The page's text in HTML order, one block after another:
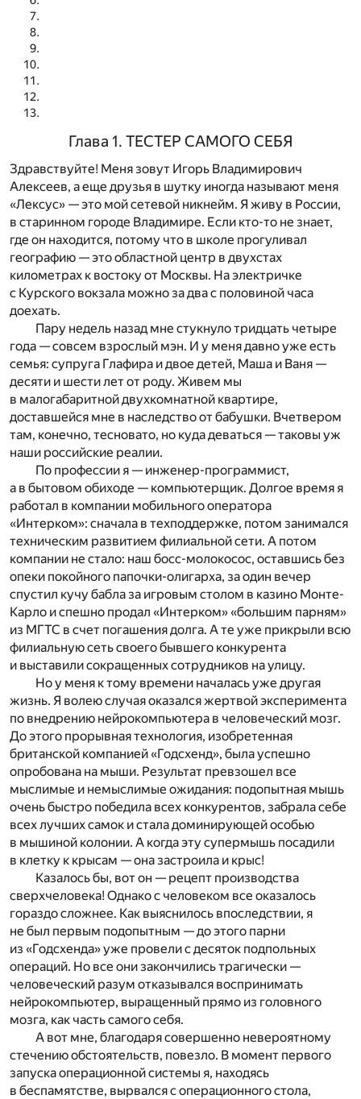
Глава 1. ТЕСТЕР САМОГО СЕБЯ
Здравствуйте! Меня зовут Игорь Владимирович
Алексеев, а еще друзья в шутку иногда называют меня
«Лексус» — это мой сетевой никнейм. Я живу в России,
в старинном городе Владимире. Если кто-то не знает,
где он находится, потому что в школе прогуливал
географию — это областной центр в двухстах
километрах к востоку от Москвы. На электричке
с Курского вокзала можно за два с половиной часа
доехать.
Пару недель назад мне стукнуло тридцать четыре
года — совсем взрослый мэн. И у меня давно уже есть
семья: супруга Глафира и двое детей, Маша и Ваня —
десяти и шести лет от роду. Живем мы
в малогабаритной двухкомнатной квартире,
доставшейся мне в наследство от бабушки. Вчетвером
там, конечно, тесновато, но куда деваться — таковы уж
наши российские реалии.
По профессии я — инженер-программист,
а в бытовом обиходе — компьютерщик. Долгое время я
работал в компании мобильного оператора
«Интерком»: сначала в техподдержке, потом занимался
техническим развитием филиальной сети. А потом
компании не стало: наш босс-молокосос, оставшись без
опеки покойного папочки-олигарха, за один вечер
спустил кучу бабла за игровым столом в казино Монте-
Карло и спешно продал «Интерком» «большим парням»
из МГТС в счет погашения долга. А те уже прикрыли всю
филиальную сеть своего бывшего конкурента
и выставили сокращенных сотрудников на улицу.
Но у меня к тому времени началась уже другая
жизнь. Я волею случая оказался жертвой эксперимента
по внедрению нейрокомпьютера в человеческий мозг.
До этого прорывная технология, изобретенная
британской компанией «Годсхенд», была успешно
опробована на мыши. Результат превзошел все
мыслимые и немыслимые ожидания: подопытная мышь
очень быстро победила всех конкурентов, забрала себе
всех лучших самок и стала доминирующей особью
в мышиной колонии. А когда эту супермышь посадили
в клетку к крысам — она застроила и крыс!
Казалось бы, вот он — рецепт производства
сверхчеловека! Однако с человеком все оказалось
гораздо сложнее. Как выяснилось впоследствии, я
не был первым подопытным — до этого парни
из «Годсхенда» уже провели с десяток подпольных
операций. Но все они закончились трагически —
человеческий разум отказывался воспринимать
нейрокомпьютер, выращенный прямо из головного
мозга, как часть самого себя.
А вот мне, благодаря совершенно невероятному
стечению обстоятельств, повезло. В момент первого
запуска операционной системы я, находясь
в беспамятстве, вырвался с операционного стола,